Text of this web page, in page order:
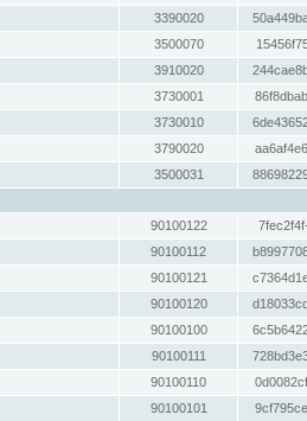
3390020
3500070
3910020
3730001
3730010
3790020
3500031
90100122
90100112
90100121
90100120
90100100
90100111
90100110
90100101